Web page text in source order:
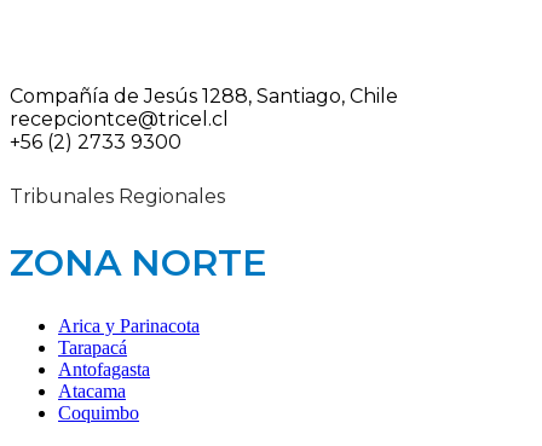
Compañía de Jesús 1288, Santiago, Chile
recepciontce@tricel.cl
+56 (2) 2733 9300
Tribunales Regionales
ZONA NORTE
Arica y Parinacota
Tarapacá
Antofagasta
Atacama
Coquimbo